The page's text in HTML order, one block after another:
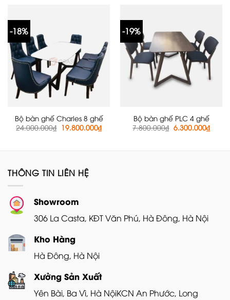
-18%
Bộ bàn ghế Charles 8 ghế
24.000.000₫ Giá
gốc
19.800.000₫Giá
hiện
-19%
Bộ bàn ghế PLC 4 ghế
7.800.000₫ Giá
gốc
6.300.000₫Giá
hiện
THÔNG TIN LIÊN HỆ
Showroom
306 La Casta, KĐT Văn Phú, Hà Đông, Hà Nội
Kho Hàng
Hà Đông, Hà Nội
Xưởng Sản Xuất
Yên Bài, Ba Vì, Hà NộiKCN An Phước, Long